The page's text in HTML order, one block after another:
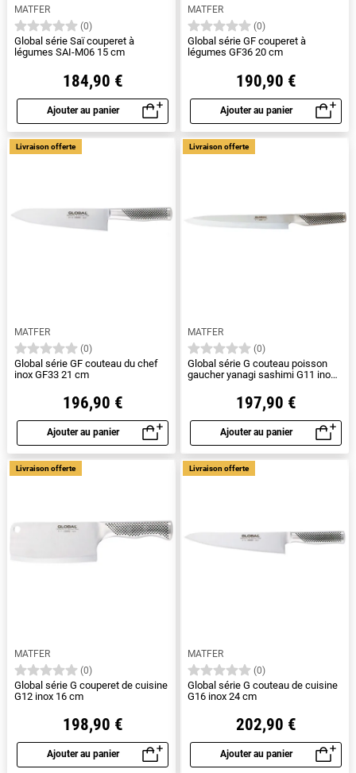
MATFER
(0)
Global série Saï couperet à
légumes SAI-M06 15 cm
184,90 €
Ajouter au panier
Aperçu rapide
MATFER
(0)
Global série GF couperet à
légumes GF36 20 cm
190,90 €
Ajouter au panier
Aperçu rapide
MATFER
(0)
Global série GF couteau du chef
inox GF33 21 cm
196,90 €
Ajouter au panier
Aperçu rapide
Livraison offerte
MATFER
(0)
Global série G couteau poisson
gaucher yanagi sashimi G11 inox
197,90 €
Ajouter au panier
Aperçu rapide
Livraison offerte
MATFER
(0)
Global série G couperet de cuisine
G12 inox 16 cm
198,90 €
Ajouter au panier
Aperçu rapide
Livraison offerte
MATFER
(0)
Global série G couteau de cuisine
G16 inox 24 cm
202,90 €
Ajouter au panier
Aperçu rapide
Livraison offerte